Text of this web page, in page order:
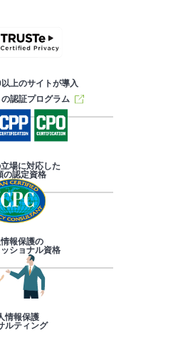
上のサイトが導入
認証プログラム
場に対応した
の認定資格
報保護の
ショナル資格
情報保護
ルティング